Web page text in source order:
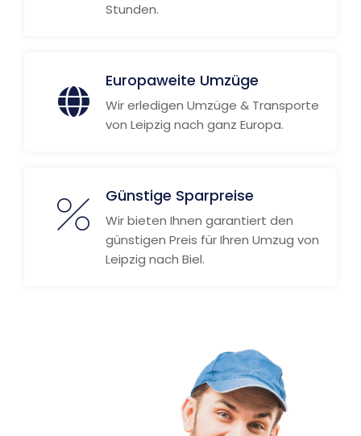
Stunden.
Europaweite Umzüge
Wir erledigen Umzüge & Transporte
von Leipzig nach ganz Europa.
Günstige Sparpreise
Wir bieten Ihnen garantiert den
günstigen Preis für Ihren Umzug von
Leipzig nach Biel.